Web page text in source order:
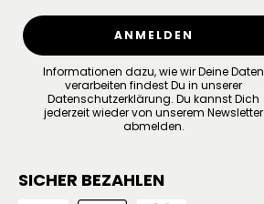
ANMELDEN
Informationen dazu, wie wir Deine Daten
verarbeiten findest Du in unserer
Datenschutzerklärung. Du kannst Dich
jederzeit wieder von unserem Newsletter
abmelden.
SICHER BEZAHLEN